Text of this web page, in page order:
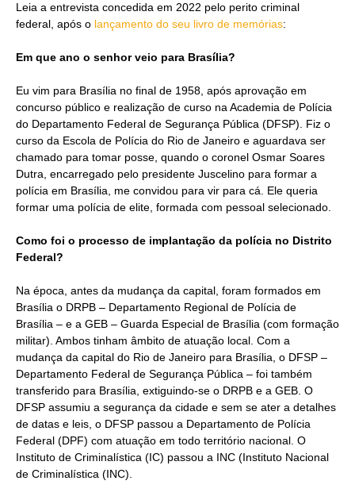
Leia a entrevista concedida em 2022 pelo perito criminal
federal, após o lançamento do seu livro de memórias:
Em que ano o senhor veio para Brasília?
Eu vim para Brasília no final de 1958, após aprovação em
concurso público e realização de curso na Academia de Polícia
do Departamento Federal de Segurança Pública (DFSP). Fiz o
curso da Escola de Polícia do Rio de Janeiro e aguardava ser
chamado para tomar posse, quando o coronel Osmar Soares
Dutra, encarregado pelo presidente Juscelino para formar a
polícia em Brasília, me convidou para vir para cá. Ele queria
formar uma polícia de elite, formada com pessoal selecionado.
Como foi o processo de implantação da polícia no Distrito
Federal?
Na época, antes da mudança da capital, foram formados em
Brasília o DRPB – Departamento Regional de Polícia de
Brasília – e a GEB – Guarda Especial de Brasília (com formação
militar). Ambos tinham âmbito de atuação local. Com a
mudança da capital do Rio de Janeiro para Brasília, o DFSP –
Departamento Federal de Segurança Pública – foi também
transferido para Brasília, extiguindo-se o DRPB e a GEB. O
DFSP assumiu a segurança da cidade e sem se ater a detalhes
de datas e leis, o DFSP passou a Departamento de Polícia
Federal (DPF) com atuação em todo território nacional. O
Instituto de Criminalística (IC) passou a INC (Instituto Nacional
de Criminalística (INC).